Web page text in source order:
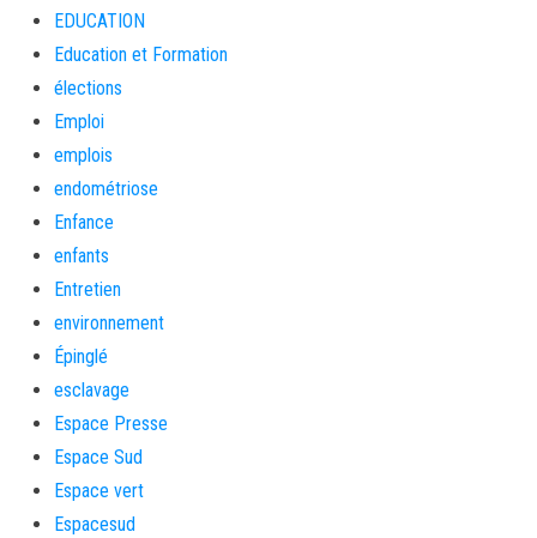
EDUCATION
Education et Formation
élections
Emploi
emplois
endométriose
Enfance
enfants
Entretien
environnement
Épinglé
esclavage
Espace Presse
Espace Sud
Espace vert
Espacesud